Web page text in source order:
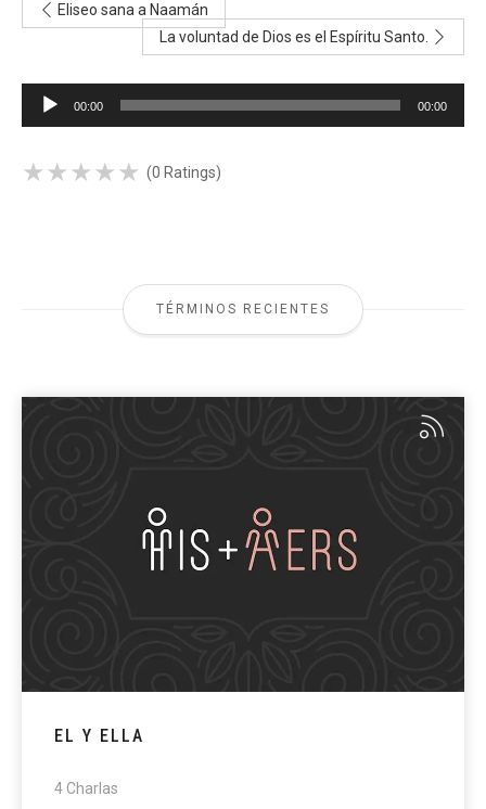
Eliseo sana a Naamán
La voluntad de Dios es el Espíritu Santo.
Reproductor
00:00 00:00
★★★★★
★★★★★ (0 Ratings)
TÉRMINOS RECIENTES
EL Y ELLA
4 Charlas